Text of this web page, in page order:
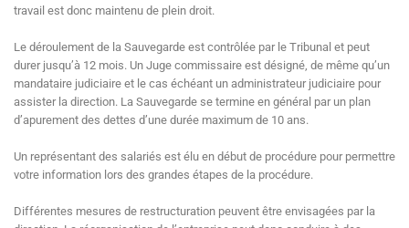
travail est donc maintenu de plein droit.
Le déroulement de la Sauvegarde est contrôlée par le Tribunal et peut
durer jusqu’à 12 mois. Un Juge commissaire est désigné, de même qu’un
mandataire judiciaire et le cas échéant un administrateur judiciaire pour
assister la direction. La Sauvegarde se termine en général par un plan
d’apurement des dettes d’une durée maximum de 10 ans.
Un représentant des salariés est élu en début de procédure pour permettre
votre information lors des grandes étapes de la procédure.
Différentes mesures de restructuration peuvent être envisagées par la